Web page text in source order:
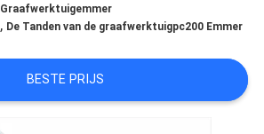
Graafwerktuigemmer
, De Tanden van de graafwerktuigpc200 Emmer
BESTE PRIJS